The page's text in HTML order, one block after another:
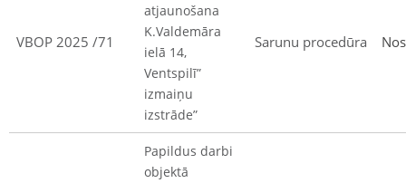
VBOP 2025 /71
atjaunošana
K.Valdemāra
ielā 14,
Ventspilī”
izmaiņu
izstrāde”
Sarunu procedūra
Papildus darbi
objektā